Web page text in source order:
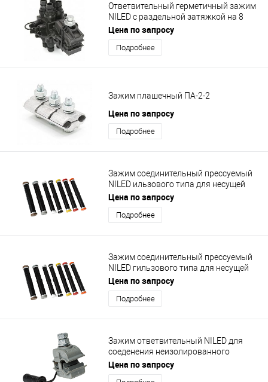
Ответвительный герметичный зажим
NILED с раздельной затяжкой на 8
ответвлений Р18
Цена по запросу
Подробнее
Зажим плашечный ПА-2-2
Цена по запросу
Подробнее
Зажим соединительный прессуемый
NILED ильзового типа для несущей
нулевой жилы MJPT 120N
Цена по запросу
Подробнее
Зажим соединительный прессуемый
NILED гильзового типа для несущей
нулевой жилы MJPT 35N
Цена по запросу
Подробнее
Зажим ответвительный NILED для
соеденения неизолированного
провода с СИП N 70
Цена по запросу